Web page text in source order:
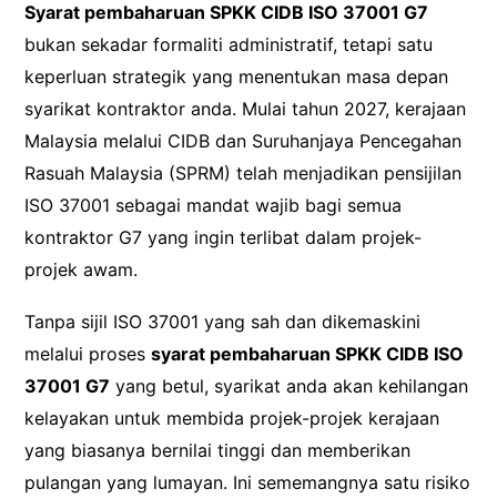
Syarat pembaharuan SPKK CIDB ISO 37001 G7
bukan sekadar formaliti administratif, tetapi satu
keperluan strategik yang menentukan masa depan
syarikat kontraktor anda. Mulai tahun 2027, kerajaan
Malaysia melalui CIDB dan Suruhanjaya Pencegahan
Rasuah Malaysia (SPRM) telah menjadikan pensijilan
ISO 37001 sebagai mandat wajib bagi semua
kontraktor G7 yang ingin terlibat dalam projek-
projek awam.
Tanpa sijil ISO 37001 yang sah dan dikemaskini
melalui proses syarat pembaharuan SPKK CIDB ISO
37001 G7 yang betul, syarikat anda akan kehilangan
kelayakan untuk membida projek-projek kerajaan
yang biasanya bernilai tinggi dan memberikan
pulangan yang lumayan. Ini sememangnya satu risiko